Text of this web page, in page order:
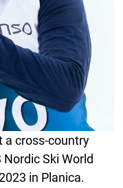
a cross-country
Ski World
in Planica.